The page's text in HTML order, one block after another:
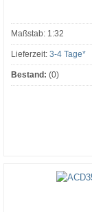
Maßstab: 1:32
Lieferzeit: 3-4 Tage*
Bestand: (0)